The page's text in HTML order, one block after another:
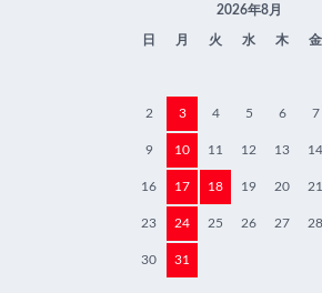
2026年8月
日 月 火 水 木 金
2 3 4 5 6 7
9 10 11 12 13 14
16 17 18 19 20 21
23 24 25 26 27 28
30 31